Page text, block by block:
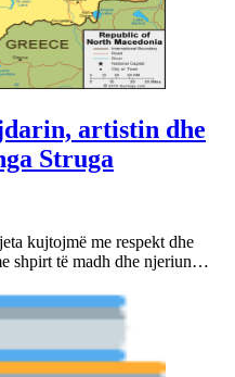
artistin dhe
Struga
kujtojmë me respekt dhe
shpirt të madh dhe njeriun…